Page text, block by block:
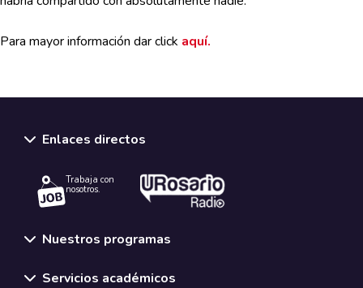
Para mayor información dar click aquí.
Enlaces directos
Trabaja con
nosotros.
Nuestros programas
Servicios académicos